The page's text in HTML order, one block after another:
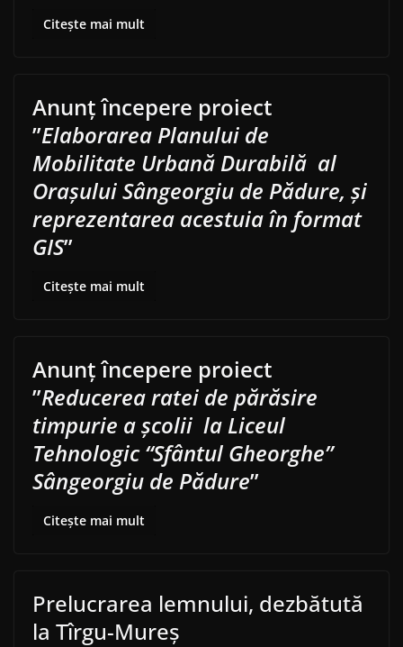
Citește mai mult
Anunț începere proiect
”Elaborarea Planului de
Mobilitate Urbană Durabilă al
Orașului Sângeorgiu de Pădure, și
reprezentarea acestuia în format
GIS”
Citește mai mult
Anunț începere proiect
”Reducerea ratei de părăsire
timpurie a școlii la Liceul
Tehnologic “Sfântul Gheorghe”
Sângeorgiu de Pădure”
Citește mai mult
Prelucrarea lemnului, dezbătută
la Tîrgu-Mureș